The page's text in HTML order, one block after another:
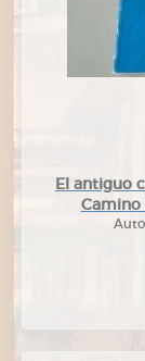
El antiguo
Camino